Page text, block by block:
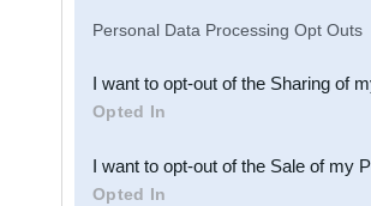
Downstream Participants
third parties.
Personal Data Processing Opt Outs
I want to opt-out of the Sharing of
Opted In
I want to opt-out of the Sale of my
Opted In